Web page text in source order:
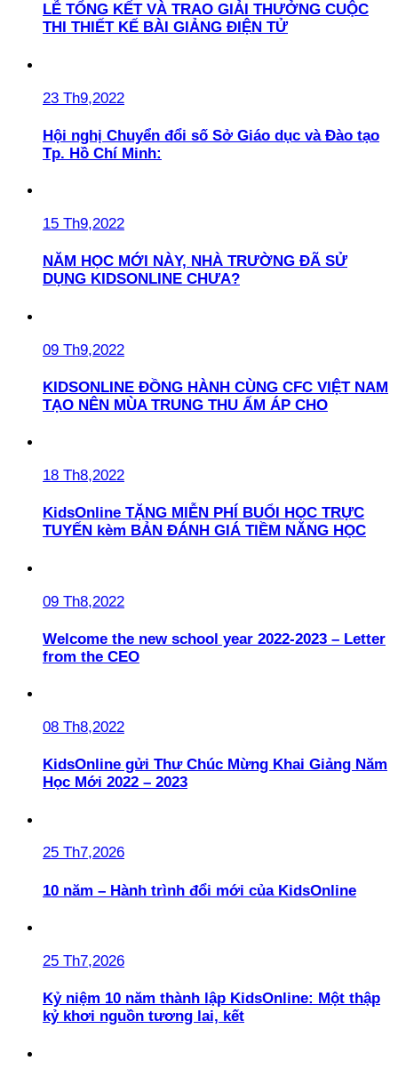
LỄ TỔNG KẾT VÀ TRAO GIẢI THƯỞNG CUỘC
THI THIẾT KẾ BÀI GIẢNG ĐIỆN TỬ
23 Th9,2022
Hội nghị Chuyển đổi số Sở Giáo dục và Đào tạo
Tp. Hồ Chí Minh:
15 Th9,2022
NĂM HỌC MỚI NÀY, NHÀ TRƯỜNG ĐÃ SỬ
DỤNG KIDSONLINE CHƯA?
09 Th9,2022
KIDSONLINE ĐỒNG HÀNH CÙNG CFC VIỆT NAM
TẠO NÊN MÙA TRUNG THU ẤM ÁP CHO
18 Th8,2022
KidsOnline TẶNG MIỄN PHÍ BUỔI HỌC TRỰC
TUYẾN kèm BẢN ĐÁNH GIÁ TIỀM NĂNG HỌC
09 Th8,2022
Welcome the new school year 2022-2023 – Letter
from the CEO
08 Th8,2022
KidsOnline gửi Thư Chúc Mừng Khai Giảng Năm
Học Mới 2022 – 2023
25 Th7,2026
10 năm – Hành trình đổi mới của KidsOnline
25 Th7,2026
Kỷ niệm 10 năm thành lập KidsOnline: Một thập
kỷ khơi nguồn tương lai, kết